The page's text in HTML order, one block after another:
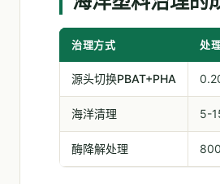
治理方式 处
源头切换PBAT+PHA
海洋清理 5-
酶降解处理